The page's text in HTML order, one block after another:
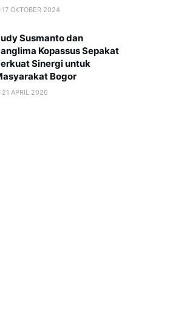
17 OKTOBER 2024
Susmanto dan
Kopassus Sepakat
Sinergi untuk
Bogor
21 APRIL 2026